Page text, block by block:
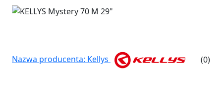
Nazwa producenta: Kellys (0)